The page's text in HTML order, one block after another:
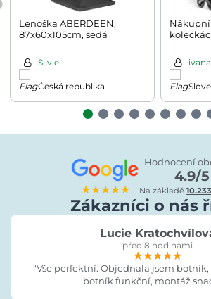
Lenoška ABERDEEN,
87x60x105cm, šedá
Silvie
Česká republika
Nákupní
ivana
★★★★★
Hodnocení
4.9/5
Na základě
Zákazníci o nás
Lucie
před 8 hodinami
★★★★★
★★★★★
★★★★★
"Vše perfektní. Objednala jsem
botník funkční, montáž